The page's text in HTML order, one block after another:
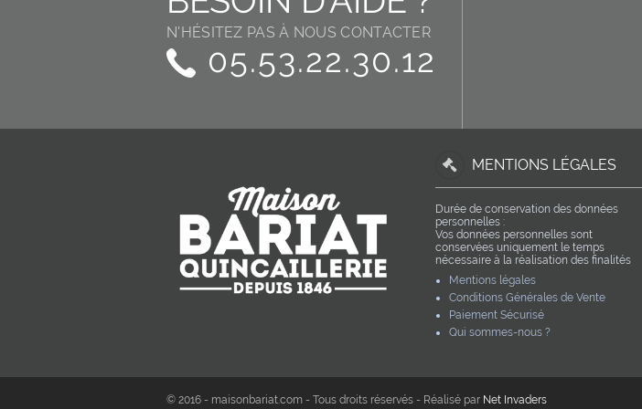
N'HÉSITEZ PAS À NOUS CONTACTER
05.53.22.30.12
MENTIONS LÉGALES
Durée de conservation des données
personnelles :
Vos données personnelles sont
conservées uniquement le temps
nécessaire à la réalisation des finalités
pour lesquelles elles ont été collectées.
Compte tenu des finalités décrites sur le
formulaire de collecte, vos données
personnelles seront conservées jusqu'à la
Une fois cette durée passée, vos données
applicables.
Destinataires de mes données :
Mentions légales
Conditions Générales de Vente
Paiement Sécurisé
Qui sommes-nous ?
© 2016 - maisonbariat.com - Tous droits réservés - Réalisé par Net Invaders